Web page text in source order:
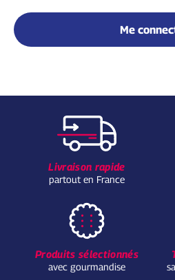
Me
Livraison rapide
partout en France
Produits sélectionnés
avec gourmandise